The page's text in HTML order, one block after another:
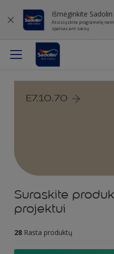
Išmėginkite
Atsisiųskite programėlę
spalvas ant sienų
E7.10.70
Suraskite
projektui
28 Rasta produktų